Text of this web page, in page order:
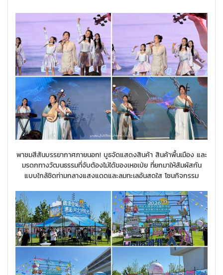
พาชมสีสันบรรยากาศภายนอก! บูธจัดแสดงสินค้า สินค้าพื้นเมือง และ
มรดกทางวัฒนธรรมที่จับต้องไม่ได้ของเหอเป่ย ที่ยกมาให้สัมผัสกัน
แบบใกล้ชิดท่ามกลางแสงแดดและลมทะเลอันสดใส โซนกิจกรรม